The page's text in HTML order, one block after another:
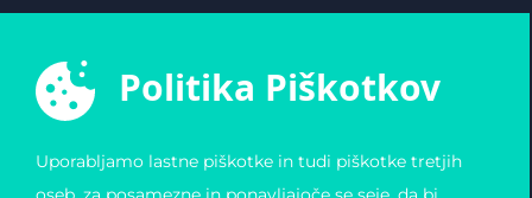
E-ŠPORTNA ZVEZA
SLOVENIJE
Zvezda 19
Slovenija
POVEZAVE
Varstvo osebnih
Piškotki
Politika Piškotkov
Uporabljamo lastne piškotke in tudi piškotke tretjih